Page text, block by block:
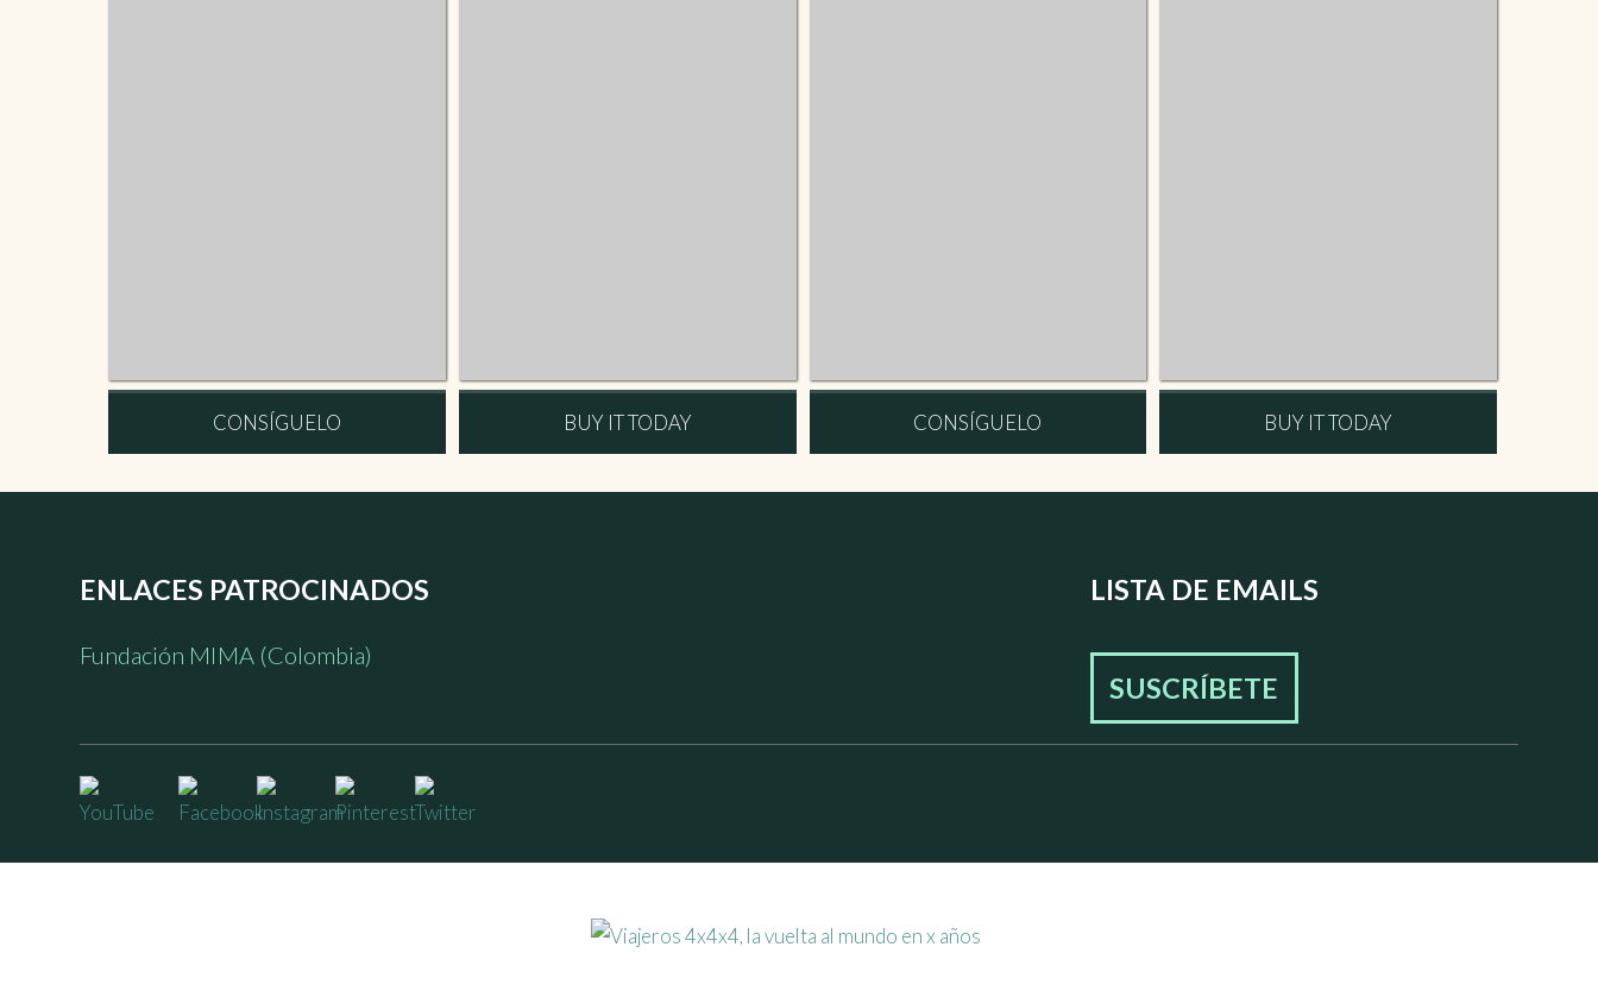
CONSÍGUELO BUY IT TODAY CONSÍGUELO BUY IT TODAY
ENLACES PATROCINADOS
Fundación MIMA (Colombia)
LISTA DE EMAILS
SUSCRÍBETE